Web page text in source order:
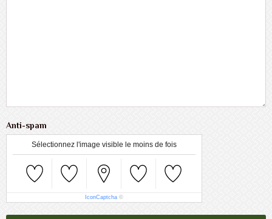
Anti-spam
Sélectionnez l'image visible le moins de fois
IconCaptcha ©